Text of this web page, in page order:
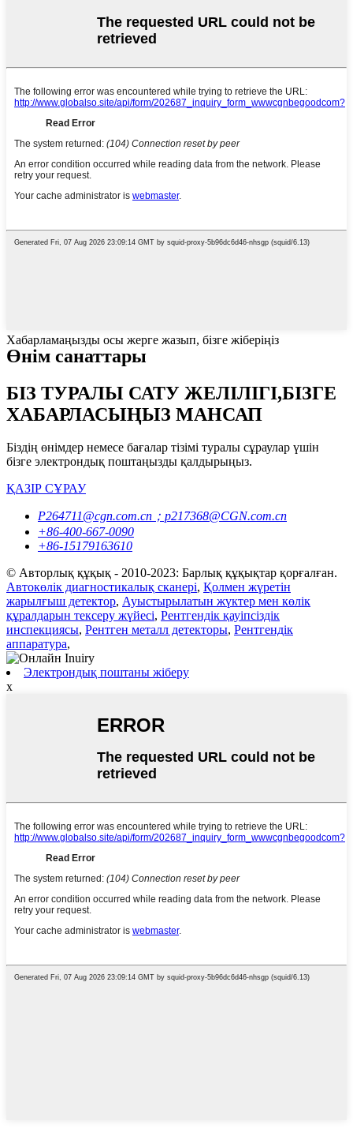
Хабарламаңызды осы жерге жазып, бізге жіберіңіз
Өнім санаттары
БІЗ ТУРАЛЫ САТУ ЖЕЛІЛІГІ,БІЗГЕ
ХАБАРЛАСЫҢЫЗ МАНСАП
Біздің өнімдер немесе бағалар тізімі туралы сұраулар үшін
бізге электрондық поштаңызды қалдырыңыз.
ҚАЗІР СҰРАУ
P264711@cgn.com.cn；p217368@CGN.com.cn
+86-400-667-0090
+86-15179163610
© Авторлық құқық - 2010-2023: Барлық құқықтар қорғалған.
Автокөлік диагностикалық сканері, Қолмен жүретін
жарылғыш детектор, Ауыстырылатын жүктер мен көлік
құралдарын тексеру жүйесі, Рентгендік қауіпсіздік
инспекциясы, Рентген металл детекторы, Рентгендік
аппаратура,
Электрондық поштаны жіберу
x